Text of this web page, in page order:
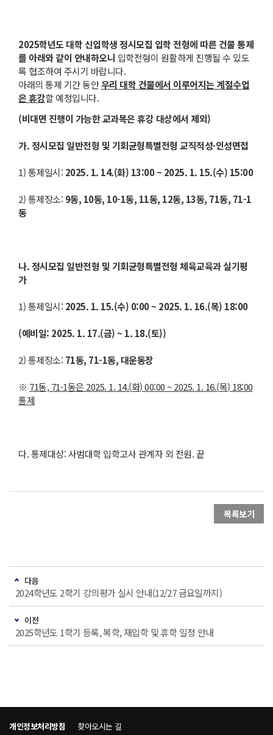
2025학년도 대학 신입학생 정시모집 입학 전형에 따른 건물 통제
를 아래와 같이 안내하오니 입학전형이 원활하게 진행될 수 있도
록 협조하여 주시기 바랍니다.
아래의 통제 기간 동안우리 대학 건물에서 이루어지는 계절수업
은 휴강할 예정입니다.
(비대면 진행이 가능한 교과목은 휴강 대상에서 제외)
가.정시모집 일반전형 및 기회균형특별전형 교직적성·인성면접
1) 통제일시: 2025. 1. 14.(화) 13:00 ~ 2025. 1. 15.(수) 15:00
2) 통제장소: 9동, 10동, 10-1동, 11동, 12동, 13동, 71동, 71-1
동
나.정시모집 일반전형 및 기회균형특별전형 체육교육과 실기평
가
1) 통제일시: 2025. 1. 15.(수) 0:00 ~ 2025. 1. 16.(목) 18:00
(예비일: 2025. 1. 17.(금) ~ 1. 18.(토))
2) 통제장소: 71동, 71-1동, 대운동장
※ 71동, 71-1동은 2025. 1. 14.(화) 00:00 ~ 2025. 1. 16.(목) 18:00
통제
다. 통제대상: 사범대학 입학고사 관계자 외 전원. 끝
목록보기
다음
2024학년도 2학기 강의평가 실시 안내(12/27 금요일까지)
이전
2025학년도 1학기 등록, 복학, 재입학 및 휴학 일정 안내
개인정보처리방침 찾아오시는 길